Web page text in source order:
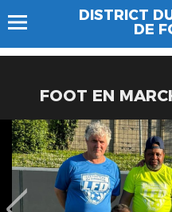
DISTRICT
DE
FOOT EN